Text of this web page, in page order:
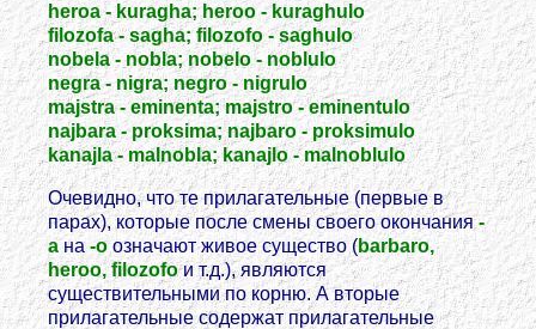
heroa - kuragha; heroo - kuraghulo
filozofa - sagha; filozofo - saghulo
nobela - nobla; nobelo - noblulo
negra - nigra; negro - nigrulo
majstra - eminenta; majstro - eminentulo
najbara - proksima; najbaro - proksimulo
kanajla - malnobla; kanajlo - malnoblulo
Очевидно, что те прилагательные (первые в
парах), которые после смены своего окончания-
aна -oозначают живое существо (barbaro,
heroo, filozofoи т.д.), являются
существительными по корню. А вторые
прилагательные содержат прилагательные